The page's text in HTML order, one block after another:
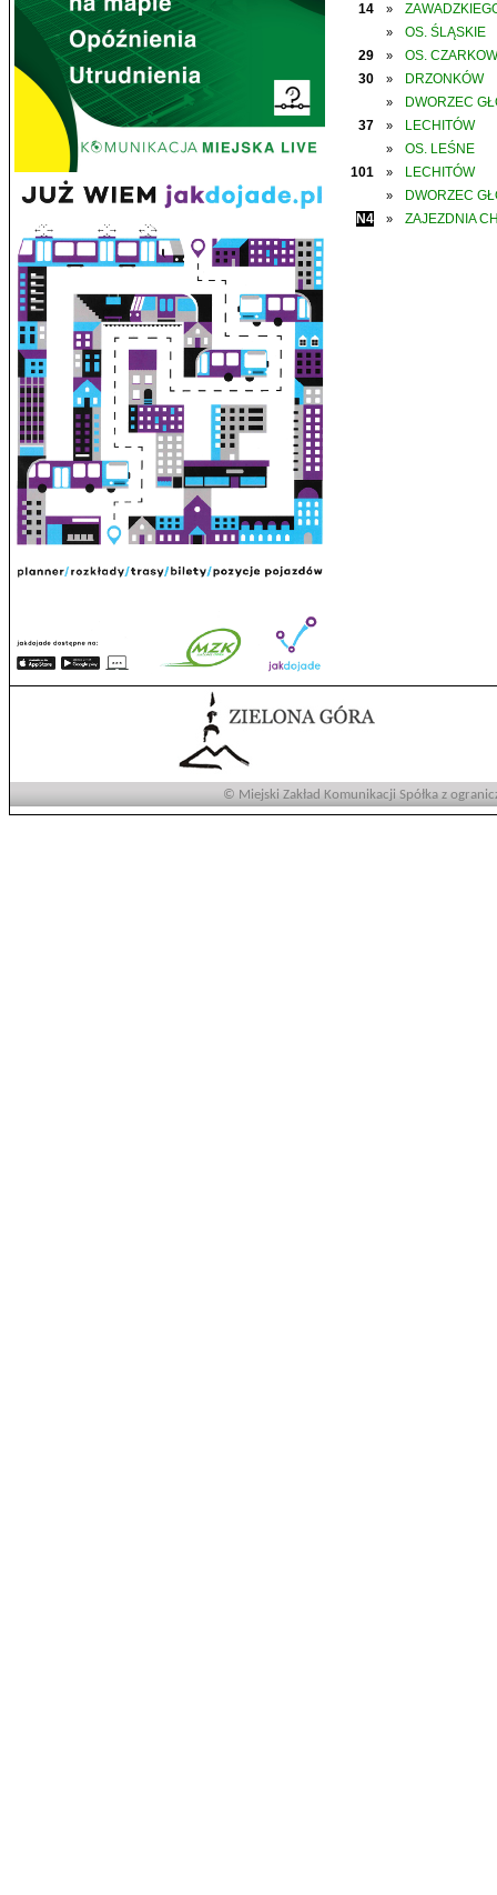
14
»
»
OS. ŚLĄSKIE
29
»
OS.
30
» DRZONKÓW
»
DWORZEC
37
» LECHITÓW
»
OS. LEŚNE
101
» LECHITÓW
»
DWORZEC
N4
» ZAJEZDNIA
© Miejski Zakład Komunikacji Spółka z